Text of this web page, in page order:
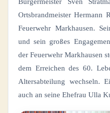
Bürgermeister Sven
Ortsbrandmeister Hermann
Feuerwehr Markhausen.
und sein großes
der Feuerwehr Markhausen
dem Erreichen des 60.
Altersabteilung wechseln.
auch an seine Ehefrau Ulla